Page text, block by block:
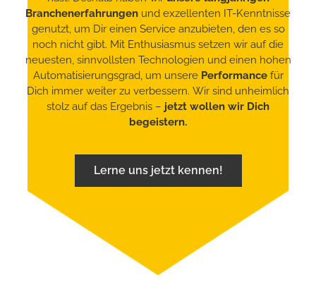
Branchenerfahrungen und exzellenten IT-Kenntnisse
genutzt, um Dir einen Service anzubieten, den es so
noch nicht gibt. Mit Enthusiasmus setzen wir auf die
neuesten, sinnvollsten Technologien und einen hohen
Automatisierungsgrad, um unsere Performancefür
Dich immer weiter zu verbessern. Wir sind unheimlich
stolz auf das Ergebnis – jetzt wollen wir Dich
begeistern.
Lerne uns jetzt kennen!